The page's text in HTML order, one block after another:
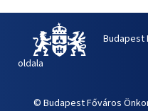
Budapest
oldala
© Budapest Főváros